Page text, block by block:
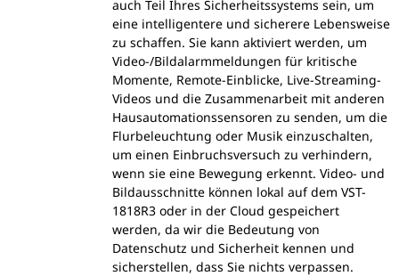
auch Teil Ihres Sicherheitssystems sein, um
eine intelligentere und sicherere Lebensweise
zu schaffen. Sie kann aktiviert werden, um
Video-/Bildalarmmeldungen für kritische
Momente, Remote-Einblicke, Live-Streaming-
Videos und die Zusammenarbeit mit anderen
Hausautomationssensoren zu senden, um die
Flurbeleuchtung oder Musik einzuschalten,
um einen Einbruchsversuch zu verhindern,
wenn sie eine Bewegung erkennt. Video- und
Bildausschnitte können lokal auf dem VST-
1818R3 oder in der Cloud gespeichert
werden, da wir die Bedeutung von
Datenschutz und Sicherheit kennen und
sicherstellen, dass Sie nichts verpassen.